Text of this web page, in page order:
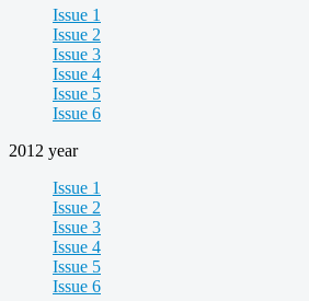
Issue 1
Issue 2
Issue 3
Issue 4
Issue 5
Issue 6
2012 year
Issue 1
Issue 2
Issue 3
Issue 4
Issue 5
Issue 6